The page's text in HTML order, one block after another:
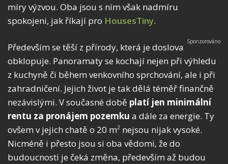
míry výzvou. Oba jsou s ním však nadmíru
spokojeni, jak říkají pro HousesTiny.
Především se těší z přírody, která je doslova
obklopuje. Panoramaty se kochají nejen při výhledu
z kuchyně či během venkovního sprchování, ale i při
zahradničení. Jejich život je tak dělá téměř finančně
nezávislými. V současné době platí jen minimální
rentu za pronájem pozemku a dále za energie. Ty
ovšem v jejich chatě o 20 m2 nejsou nijak vysoké.
Nicméně i přesto jsou si oba vědomi, že do
budoucnosti je čeká změna, především až budou